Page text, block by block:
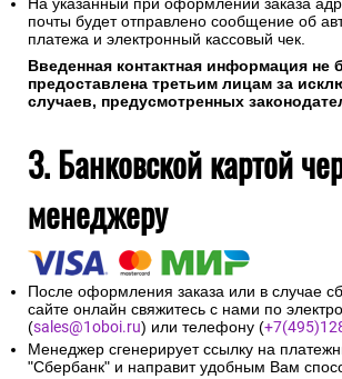
На указанный при оформлении заказа
почты будет отправлено сообщение об
платежа и электронный кассовый чек.
Введенная контактная информация не
предоставлена третьим лицам за
случаев, предусмотренных
3. Банковской картой
менеджеру
После оформления заказа или в случае
сайте онлайн свяжитесь с нами по
(sales@1oboi.ru) или телефону (
Менеджер сгенерирует ссылку на
"Сбербанк" и направит удобным Вам